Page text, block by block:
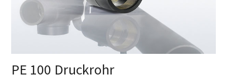
PE 100 Druckrohr